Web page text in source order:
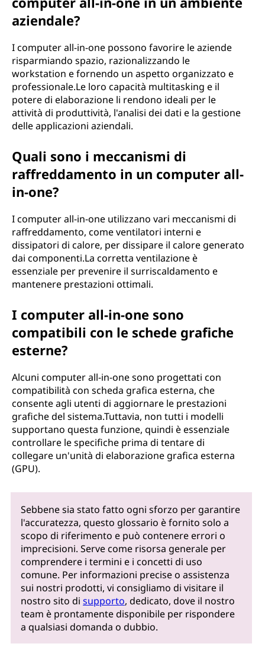
aziendale?
I computer all-in-one possono favorire le aziende
risparmiando spazio, razionalizzando le
workstation e fornendo un aspetto organizzato e
professionale.Le loro capacità multitasking e il
potere di elaborazione li rendono ideali per le
attività di produttività, l'analisi dei dati e la gestione
delle applicazioni aziendali.
Quali sono i meccanismi di
raffreddamento in un computer all-
in-one?
I computer all-in-one utilizzano vari meccanismi di
raffreddamento, come ventilatori interni e
dissipatori di calore, per dissipare il calore generato
dai componenti.La corretta ventilazione è
essenziale per prevenire il surriscaldamento e
mantenere prestazioni ottimali.
I computer all-in-one sono
compatibili con le schede grafiche
esterne?
Alcuni computer all-in-one sono progettati con
compatibilità con scheda grafica esterna, che
consente agli utenti di aggiornare le prestazioni
grafiche del sistema.Tuttavia, non tutti i modelli
supportano questa funzione, quindi è essenziale
controllare le specifiche prima di tentare di
collegare un'unità di elaborazione grafica esterna
(GPU).
Sebbene sia stato fatto ogni sforzo per garantire
l'accuratezza, questo glossario è fornito solo a
scopo di riferimento e può contenere errori o
imprecisioni. Serve come risorsa generale per
comprendere i termini e i concetti di uso
comune. Per informazioni precise o assistenza
sui nostri prodotti, vi consigliamo di visitare il
nostro sito disupporto, dedicato, dove il nostro
team è prontamente disponibile per rispondere
a qualsiasi domanda o dubbio.